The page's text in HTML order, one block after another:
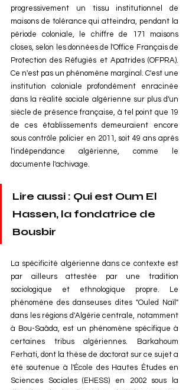
progressivement un tissu institutionnel de
maisons de tolérance qui atteindra, pendant la
période coloniale, le chiffre de 171 maisons
closes, selon les données de l'Office Français de
Protection des Réfugiés et Apatrides (OFPRA).
Ce n'est pas un phénomène marginal. C'est une
institution coloniale profondément enracinée
dans la réalité sociale algérienne sur plus d'un
siècle de présence française, à tel point que 19
de ces établissements demeuraient encore
sous contrôle policier en 2011, soit 49 ans après
l'indépendance algérienne, comme le
documente l'achivage.
Lire aussi : Qui est Oum El
Hassen, la fondatrice de
Bousbir
La spécificité algérienne dans ce contexte est
par ailleurs attestée par une tradition
sociologique et ethnologique propre. Le
phénomène des danseuses dites "Ouled Naïl"
dans les régions d'Algérie centrale, notamment
à Bou-Saâda, est un phénomène spécifique à
certaines tribus algériennes. Barkahoum
Ferhati, dont la thèse de doctorat sur ce sujet a
été soutenue à l'École des Hautes Études en
Sciences Sociales (EHESS) en 2002 sous la